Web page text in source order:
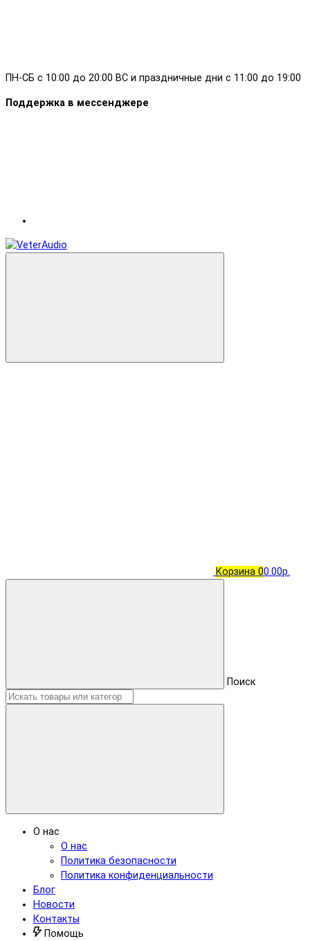
ПН-СБ с 10:00 до 20:00 ВС и праздничные дни с 11:00 до 19:00
Поддержка в мессенджере
Корзина 00.00р.
Поиск
О нас
О нас
Политика безопасности
Политика конфиденциальности
Блог
Новости
Контакты
Помощь